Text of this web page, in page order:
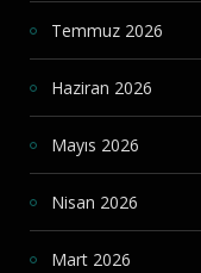
Temmuz 2026
Haziran 2026
Mayıs 2026
Nisan 2026
Mart 2026